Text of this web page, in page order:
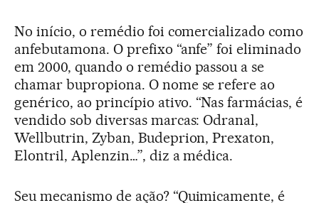
No início, o remédio foi comercializado como
anfebutamona. O prefixo “anfe” foi eliminado
em 2000, quando o remédio passou a se
chamar bupropiona. O nome se refere ao
genérico, ao princípio ativo. “Nas farmácias, é
vendido sob diversas marcas: Odranal,
Wellbutrin, Zyban, Budeprion, Prexaton,
Elontril, Aplenzin…”, diz a médica.
Seu mecanismo de ação? “Quimicamente, é